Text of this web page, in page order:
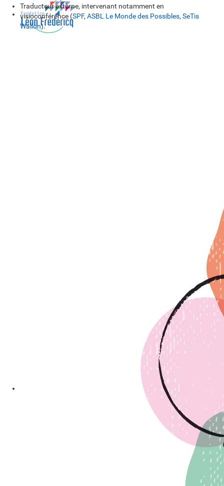
Traducteur externe, intervenant notamment en
visioconférence (SPF, ASBL Le Monde des Possibles, SeTis
Wallon).